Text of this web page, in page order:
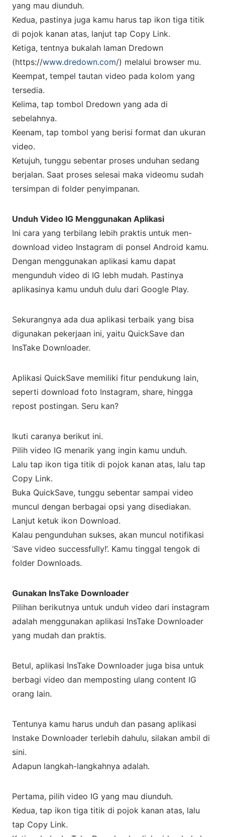
yang mau diunduh.
Kedua, pastinya juga kamu harus tap ikon tiga titik
di pojok kanan atas, lanjut tap Copy Link.
Ketiga, tentnya bukalah laman Dredown
(https://www.dredown.com/) melalui browser mu.
Keempat, tempel tautan video pada kolom yang
tersedia.
Kelima, tap tombol Dredown yang ada di
sebelahnya.
Keenam, tap tombol yang berisi format dan ukuran
video.
Ketujuh, tunggu sebentar proses unduhan sedang
berjalan. Saat proses selesai maka videomu sudah
tersimpan di folder penyimpanan.
Unduh Video IG Menggunakan Aplikasi
Ini cara yang terbilang lebih praktis untuk men-
download video Instagram di ponsel Android kamu.
Dengan menggunakan aplikasi kamu dapat
mengunduh video di IG lebh mudah. Pastinya
aplikasinya kamu unduh dulu dari Google Play.
Sekurangnya ada dua aplikasi terbaik yang bisa
digunakan pekerjaan ini, yaitu QuickSave dan
InsTake Downloader.
Aplikasi QuickSave memiliki fitur pendukung lain,
seperti download foto Instagram, share, hingga
repost postingan. Seru kan?
Ikuti caranya berikut ini.
Pilih video IG menarik yang ingin kamu unduh.
Lalu tap ikon tiga titik di pojok kanan atas, lalu tap
Copy Link.
Buka QuickSave, tunggu sebentar sampai video
muncul dengan berbagai opsi yang disediakan.
Lanjut ketuk ikon Download.
Kalau pengunduhan sukses, akan muncul notifikasi
‘Save video successfully!’. Kamu tinggal tengok di
folder Downloads.
Gunakan InsTake Downloader
Pilihan berikutnya untuk unduh video dari instagram
adalah menggunakan aplikasi InsTake Downloader
yang mudah dan praktis.
Betul, aplikasi InsTake Downloader juga bisa untuk
berbagi video dan memposting ulang content IG
orang lain.
Tentunya kamu harus unduh dan pasang aplikasi
Instake Downloader terlebih dahulu, silakan ambil di
sini.
Adapun langkah-langkahnya adalah.
Pertama, pilih video IG yang mau diunduh.
Kedua, tap ikon tiga titik di pojok kanan atas, lalu
tap Copy Link.